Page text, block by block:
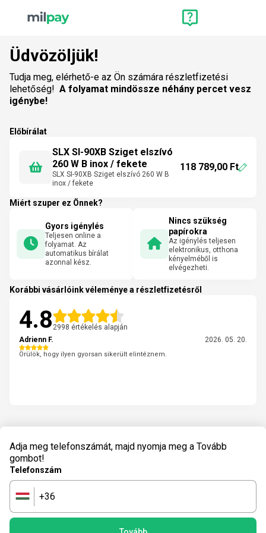
Üdvözöljük!
Tudja meg, elérhető-e az Ön számára részletfizetési
lehetőség! A folyamat mindössze néhány percet vesz
igénybe!
Előbírálat
SLX SI-90XB Sziget elszívó
260 W B inox / fekete
SLX SI-90XB Sziget elszívó 260 W B
inox / fekete
118 789,00 Ft
Miért szuper ez Önnek?
Gyors igénylés
Teljesen online a
folyamat. Az
automatikus bírálat
azonnal kész.
Nincs szükség
papírokra
Az igénylés teljesen
elektronikus, otthona
kényelméből is
elvégezheti.
Korábbi vásárlóink véleménye a részletfizetésről
4.8 2998 értékelés alapján
Adrienn F.
2026. 05. 20.
Örülök, hogy ilyen gyorsan sikerült elintéznem.
Adja meg telefonszámát, majd nyomja meg a Tovább
gombot!
Telefonszám
🇭🇺 +36